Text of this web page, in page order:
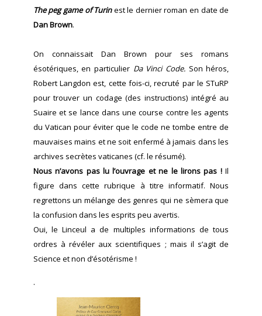
The peg game of Turinest le dernier roman en date de
Dan Brown.
On connaissait Dan Brown pour ses romans
ésotériques, en particulier Da Vinci Code. Son héros,
Robert Langdon est, cette fois-ci, recruté par le STuRP
pour trouver un codage (des instructions) intégré au
Suaire et se lance dans une course contre les agents
du Vatican pour éviter que le code ne tombe entre de
mauvaises mains et ne soit enfermé à jamais dans les
archives secrètes vaticanes (cf. le résumé).
Nous n’avons pas lu l’ouvrage et ne le lirons pas !Il
figure dans cette rubrique à titre informatif. Nous
regrettons un mélange des genres qui ne sèmera que
la confusion dans les esprits peu avertis.
Oui, le Linceul a de multiples informations de tous
ordres à révéler aux scientifiques ; mais il s’agit de
Science et non d’ésotérisme !
.